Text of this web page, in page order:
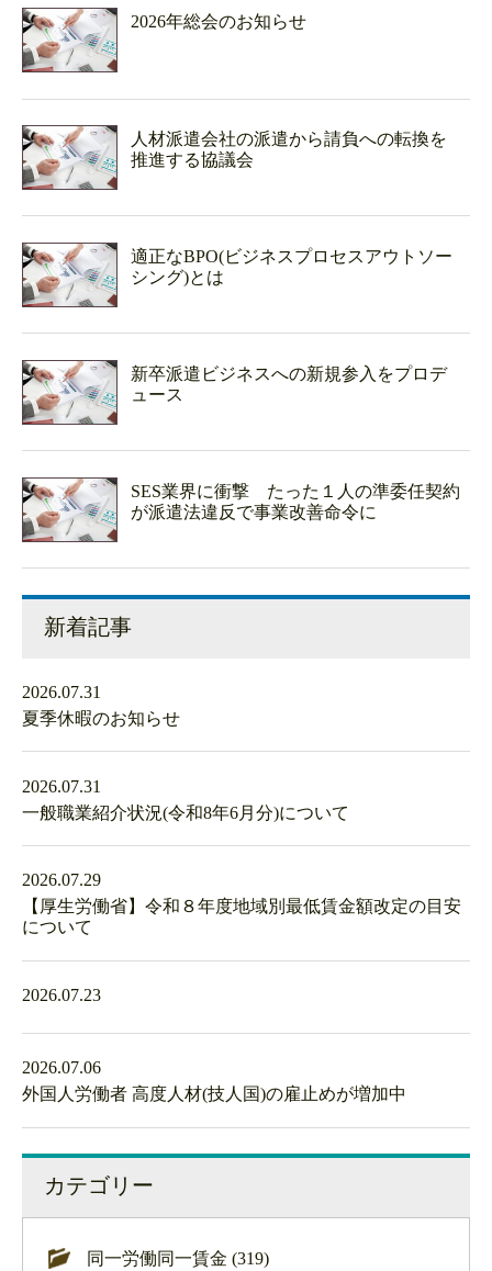
2026年総会のお知らせ
人材派遣会社の派遣から請負への転換を
推進する協議会
適正なBPO(ビジネスプロセスアウトソー
シング)とは
新卒派遣ビジネスへの新規参入をプロデ
ュース
SES業界に衝撃 たった１人の準委任契約
が派遣法違反で事業改善命令に
新着記事
2026.07.31
夏季休暇のお知らせ
2026.07.31
一般職業紹介状況(令和8年6月分)について
2026.07.29
【厚生労働省】令和８年度地域別最低賃金額改定の目安
について
2026.07.23
2026.07.06
外国人労働者 高度人材(技人国)の雇止めが増加中
カテゴリー
同一労働同一賃金 (319)